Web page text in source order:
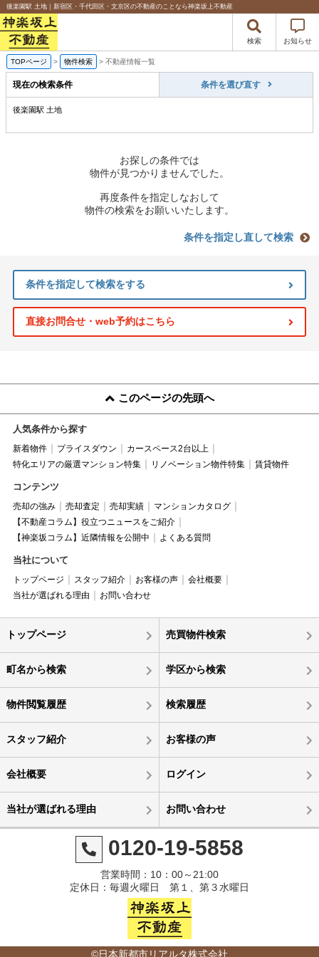
後楽園駅 土地｜新宿区・千代田区・文京区の不動産のことなら神楽坂上不動産
検索 お知らせ
TOPページ > 物件検索 > 不動産情報一覧
現在の検索条件 条件を選び直す
後楽園駅 土地
お探しの条件では
物件が見つかりませんでした。
再度条件を指定しなおして
物件の検索をお願いいたします。
条件を指定し直して検索
条件を指定して検索をする
直接お問合せ・web予約はこちら
このページの先頭へ
人気条件から探す
新着物件 プライスダウン
カースペース2台以上
特化エリアの厳選マンション特集
リノベーション物件特集 賃貸物件
コンテンツ
売却の強み 売却査定 売却実績
マンションカタログ
【不動産コラム】役立つニュースをご紹介
【神楽坂コラム】近隣情報を公開中
よくある質問
当社について
トップページ スタッフ紹介 お客様の声
会社概要
当社が選ばれる理由
お問い合わせ
トップページ 売買物件検索
町名から検索 学区から検索
物件閲覧履歴 検索履歴
スタッフ紹介 お客様の声
会社概要 ログイン
当社が選ばれる理由 お問い合わせ
0120-19-5858
営業時間：10：00～21:00
定休日：毎週火曜日 第１、第３水曜日
©日本新都市リアルタ株式会社